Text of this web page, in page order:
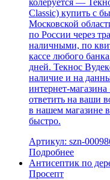
колеруется —
Classic) купить с
Московской
по России через
наличными, по
кассе любого
дней. Текнос
наличие и на
интернет-
ответить на ваши
в нашем магазине
быстро.
Артикул: szn-
Подробнее
Антисептик по
Просепт